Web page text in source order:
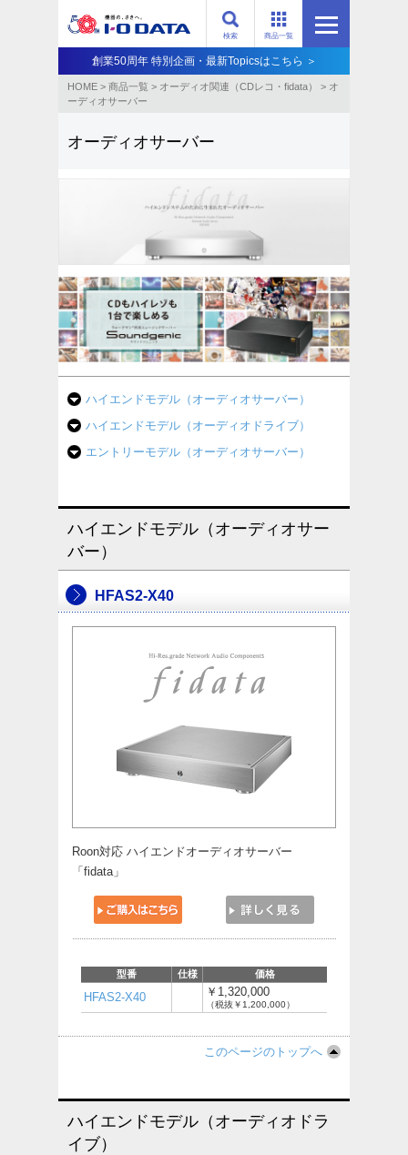
商品一覧
検索
創業50周年 特別企画・最新Topicsはこちら ＞
HOME > 商品一覧 > オーディオ関連（CDレコ・fidata） > オ
ーディオサーバー
オーディオサーバー
ハイエンドモデル（オーディオサーバー）
ハイエンドモデル（オーディオドライブ）
エントリーモデル（オーディオサーバー）
ハイエンドモデル（オーディオサー
バー）
HFAS2-X40
Roon対応 ハイエンドオーディオサーバー
「fidata」
型番 仕様 価格
HFAS2-X40 ￥1,320,000
（税抜￥1,200,000）
このページのトップへ
ハイエンドモデル（オーディオドラ
イブ）